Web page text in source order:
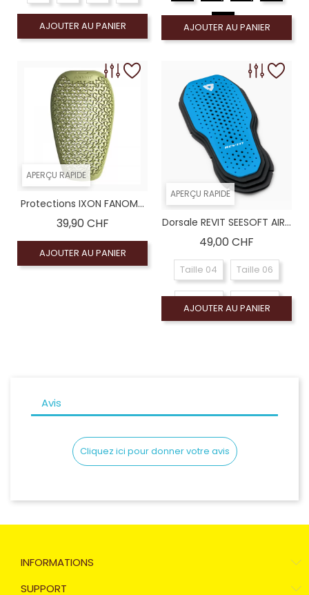
AJOUTER AU PANIER AJOUTER AU PANIER
APERÇU RAPIDE
Protections IXON FANOM...
39,90 CHFPrix
AJOUTER AU PANIER
APERÇU RAPIDE
Dorsale REVIT SEESOFT AIR...
49,00 CHF
Taille 04 Taille 06
Taille 05 Taille 03
AJOUTER AU PANIER
Avis
Cliquez ici pour donner votre avis
INFORMATIONS
SUPPORT